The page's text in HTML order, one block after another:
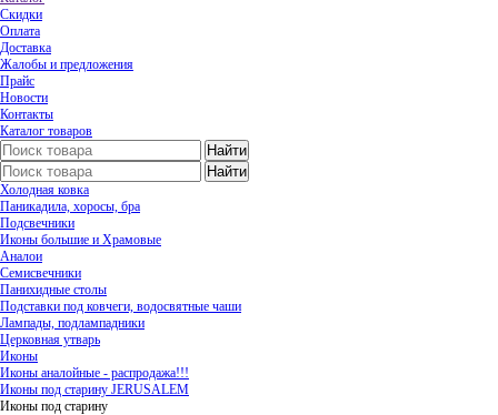
Скидки
Оплата
Доставка
Жалобы и предложения
Прайс
Новости
Контакты
Каталог товаров
Холодная ковка
Паникадила, хоросы, бра
Подсвечники
Иконы большие и Храмовые
Аналои
Семисвечники
Панихидные столы
Подставки под ковчеги, водосвятные чаши
Лампады, подлампадники
Церковная утварь
Иконы
Иконы аналойные - распродажа!!!
Иконы под старину JERUSALEM
Иконы под старину